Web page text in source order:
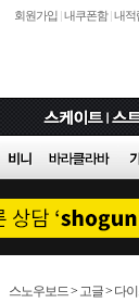
회원가입 |내쿠폰함 |내적
스노우보드> 고글> 다